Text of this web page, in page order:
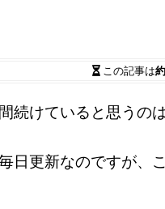
この記事は
続けていると思うの
日更新なのですが、